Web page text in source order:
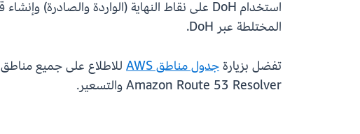
المختلطة عبر DoH.
تفضل بزيارةجدول مناطق AWS للاطلاع على جميع مناطق AWS التي يتوفر فيها Amazon Route 53 Resolver. يُرجى زيارة
Amazon Route 53 Resolver والتسعير.